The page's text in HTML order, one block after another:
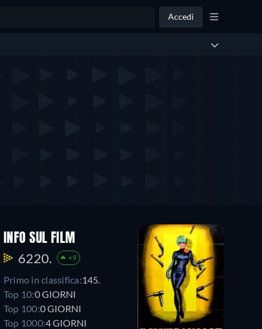
Accedi
INFO SUL FILM
6220. +9
Primo in classifica:145.
Top 10:0 GIORNI
Top 100:0 GIORNI
Top 1000:4 GIORNI